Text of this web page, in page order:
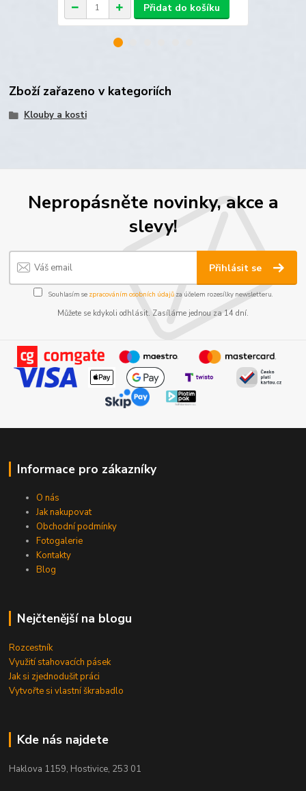
Přidat do košíku
Zboží zařazeno v kategoriích
Klouby a kosti
Nepropásněte novinky, akce a
slevy!
Přihlásit se
Souhlasím se zpracováním osobních údajůza účelem rozesílky newsletteru.
Můžete se kdykoli odhlásit. Zasíláme jednou za 14 dní.
Informace pro zákazníky
O nás
Jak nakupovat
Obchodní podmínky
Fotogalerie
Kontakty
Blog
Nejčtenější na blogu
Rozcestník
Využití stahovacích pásek
Jak si zjednodušit práci
Vytvořte si vlastní škrabadlo
Kde nás najdete
Haklova 1159, Hostivice, 253 01